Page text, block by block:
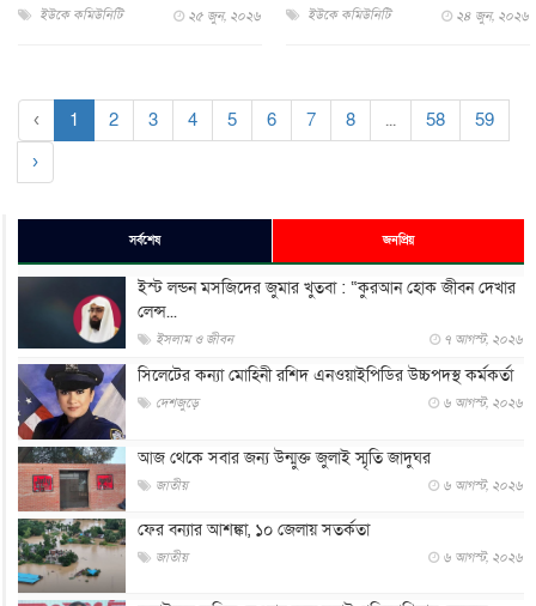
ইউকে কমিউনিটি ২৫ জুন, ২০২৬ ইউকে কমিউনিটি ২৪ জুন, ২০২৬
‹ 1 2 3 4 5 6 7 8 ... 58
59
›
সর্বশেষ জনপ্রিয়
ইস্ট লন্ডন মসজিদের জুমার খুতবা : “কুরআন হোক জীবন দেখার
লেন্স...
ইসলাম ও জীবন ৭ আগস্ট, ২০২৬
সিলেটের কন্যা মোহিনী রশিদ এনওয়াইপিডির উচ্চপদস্থ কর্মকর্তা
দেশজুড়ে ৬ আগস্ট, ২০২৬
আজ থেকে সবার জন্য উন্মুক্ত জুলাই স্মৃতি জাদুঘর
জাতীয় ৬ আগস্ট, ২০২৬
ফের বন্যার আশঙ্কা, ১০ জেলায় সতর্কতা
জাতীয় ৬ আগস্ট, ২০২৬